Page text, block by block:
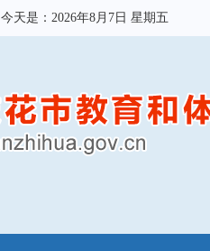
今天是： 2026年8月7日 星期五